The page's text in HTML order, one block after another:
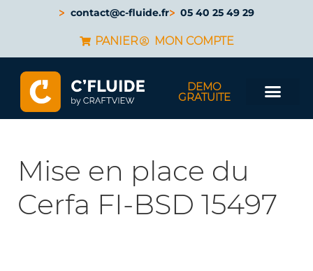
contact@c-fluide.fr 05 40 25 49 29
PANIER MON COMPTE
DEMO
GRATUITE
Mise en place du
Cerfa FI-BSD 15497